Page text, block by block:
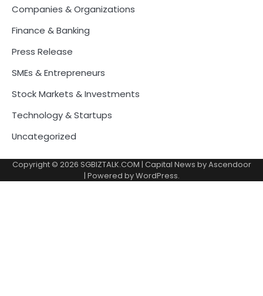
Companies & Organizations
Finance & Banking
Press Release
SMEs & Entrepreneurs
Stock Markets & Investments
Technology & Startups
Uncategorized
Copyright © 2026 SGBIZTALK.COM | Capital News byAscendoor
| Powered byWordPress.